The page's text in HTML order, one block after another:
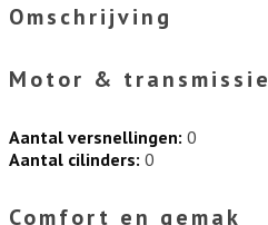
Omschrijving
Motor & transmissie
Aantal versnellingen: 0
Aantal cilinders: 0
Comfort en gemak